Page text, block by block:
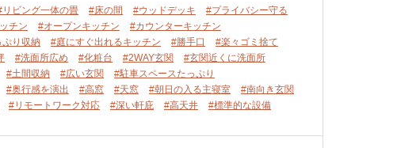
リビング一体の畳 #床の間 #ウッドデッキ
#プライバシー守る
チン #オープンキッチン
#カウンターキッチン
ぷり収納 #庭にすぐ出れるキッチン #勝手口
#楽々ゴミ捨て
#洗面所広め #化粧台 #2WAY玄関
#玄関近くに洗面所
#土間収納 #広い玄関
#駐車スペースたっぷり
#奥行感を演出 #高窓 #天窓 #朝日の入る主寝室
#南向き玄関
#リモートワーク対応 #深い軒庇 #高天井
#標準的な設備